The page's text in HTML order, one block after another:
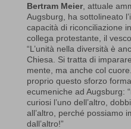
Bertram Meier, attuale
Augsburg, ha sottolineato
capacità di riconciliazione
collega protestante, il
“L’unità nella diversità è
Chiesa. Si tratta di
mente, ma anche col
proprio questo sforzo
ecumeniche ad Augsburg:
curiosi l’uno dell’altro,
all’altro, perché possiamo
dall’altro!”